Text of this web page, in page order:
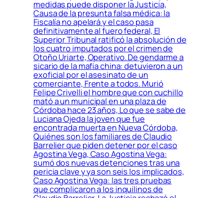
medidas puede disponer la Justicia,
Causa de la presunta falsa médica: la
Fiscalía no apelará y el caso pasa
definitivamente al fuero federal, El
Superior Tribunal ratificó la absolución de
los cuatro imputados por el crimen de
Otoño Uriarte, Operativo. De gendarme a
sicario de la mafia china: detuvieron a un
exoficial por el asesinato de un
comerciante, Frente a todos. Murió
Felipe Crivelli el hombre que con cuchillo
mató a un municipal en una plaza de
Córdoba hace 23 años, Lo que se sabe de
Luciana Ojeda la joven que fue
encontrada muerta en Nueva Córdoba,
Quiénes son los familiares de Claudio
Barrelier que piden detener por el caso
Agostina Vega, Caso Agostina Vega:
sumó dos nuevas detenciones tras una
pericia clave y ya son seis los implicados,
Caso Agostina Vega: las tres pruebas
que complicaron a los inquilinos de